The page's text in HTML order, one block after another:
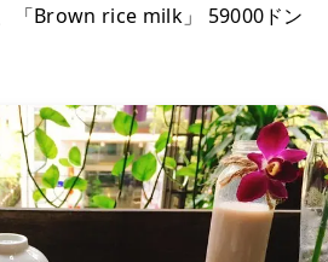
「Brown rice milk」 59000ドン